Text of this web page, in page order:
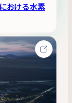
おける水素エネ